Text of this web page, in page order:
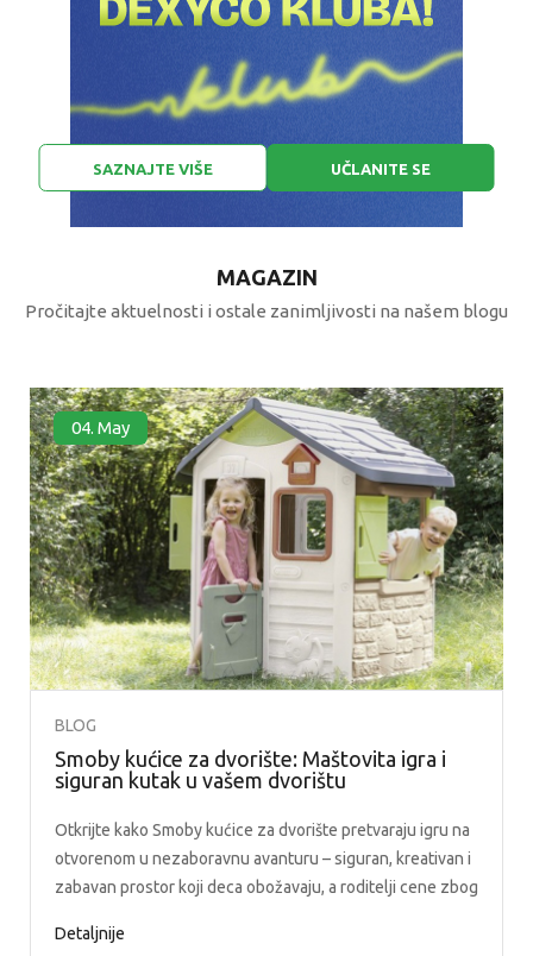
SAZNAJTE VIŠE UČLANITE SE
MAGAZIN
Pročitajte aktuelnosti i ostale zanimljivosti na našem blogu
04. May
BLOG
Smoby kućice za dvorište: Maštovita igra i
siguran kutak u vašem dvorištu
Otkrijte kako Smoby kućice za dvorište pretvaraju igru na
otvorenom u nezaboravnu avanturu – siguran, kreativan i
zabavan prostor koji deca obožavaju, a roditelji cene zbog
Detaljnije